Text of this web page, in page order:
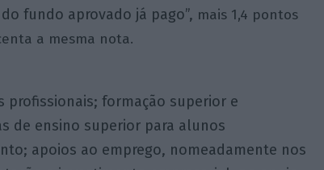
fundo aprovado já pago”, mais 1,4 pontos
a mesma nota.
profissionais; formação superior e
de ensino superior para alunos
apoios ao emprego, nomeadamente nos